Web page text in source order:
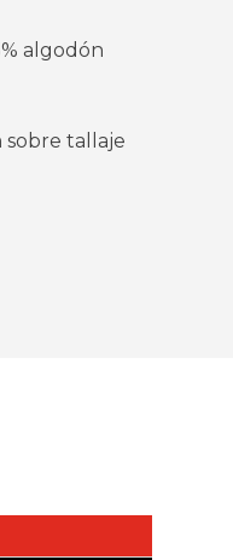
algodón
sobre tallaje